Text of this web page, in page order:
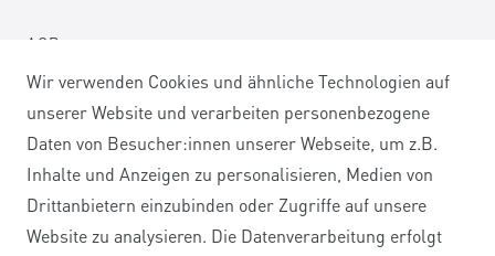
AGB
WIDERRUFSFORMULAR
Wir verwenden Cookies und ähnliche Technologien auf
unserer Website und verarbeiten personenbezogene
Daten von Besucher:innen unserer Webseite, um z.B.
Inhalte und Anzeigen zu personalisieren, Medien von
Drittanbietern einzubinden oder Zugriffe auf unsere
Website zu analysieren. Die Datenverarbeitung erfolgt